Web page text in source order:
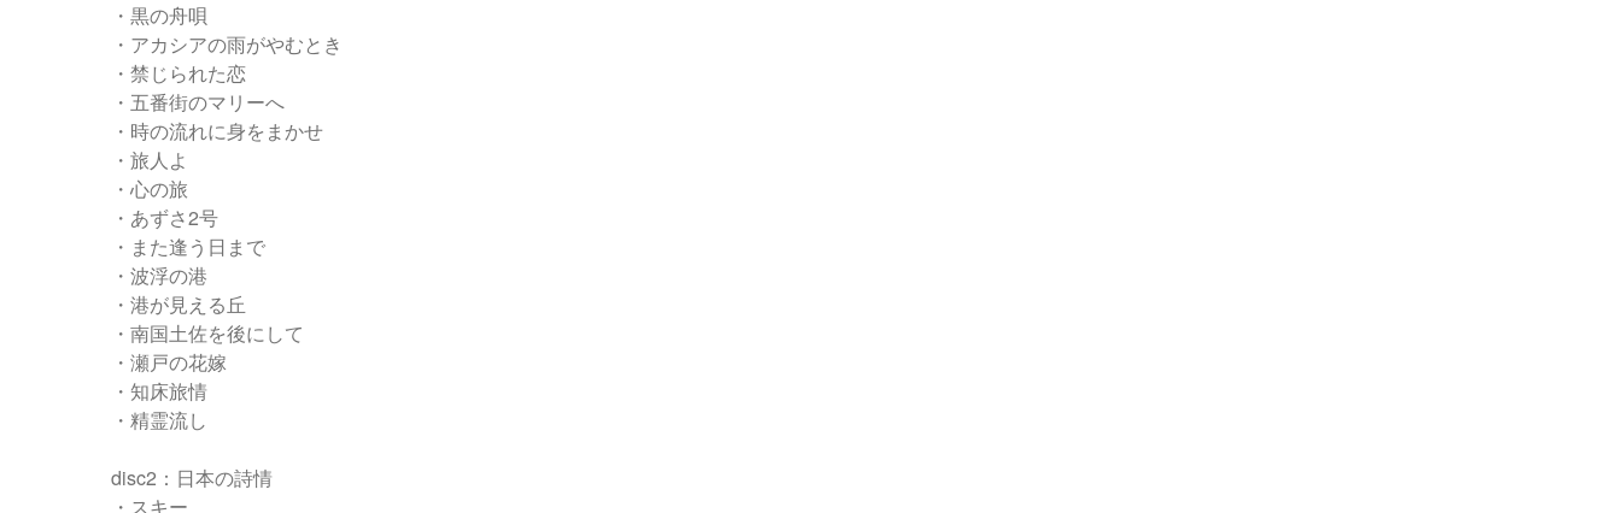
・黒の舟唄
・アカシアの雨がやむとき
・禁じられた恋
・五番街のマリーへ
・時の流れに身をまかせ
・旅人よ
・心の旅
・あずさ2号
・また逢う日まで
・波浮の港
・港が見える丘
・南国土佐を後にして
・瀬戸の花嫁
・知床旅情
・精霊流し
disc2：日本の詩情
・スキー